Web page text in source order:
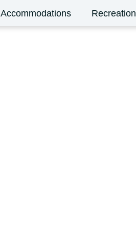
Accommodations Recreation